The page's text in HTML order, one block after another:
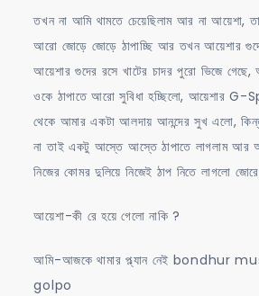
তখন না আমি থামতে চেয়েছিলাম আর না আয়েশা,
আরো জোড়ে জোড়ে ঠাপাচ্ছি আর তখন আয়েশার
আয়েশার গুদের রসে খাটের চাদর পুরো ভিজে
ওকে ঠাপাতে আরো সুবিধা হচ্ছিলো, আয়েশার
থেকে আমার একটা আলদায় আনন্দের সুখ এলো,
না তাই একটু আস্তে আস্তে ঠাপাতে লাগলাম আর
নিজের কোমর দুলিয়ে নিজেই ঠাপ নিতে লাগলো
আয়েশা-কী রে হয়ে গেলো নাকি ?
আমি-আজকে থামার প্ল্যান নেই bondhur
golpo